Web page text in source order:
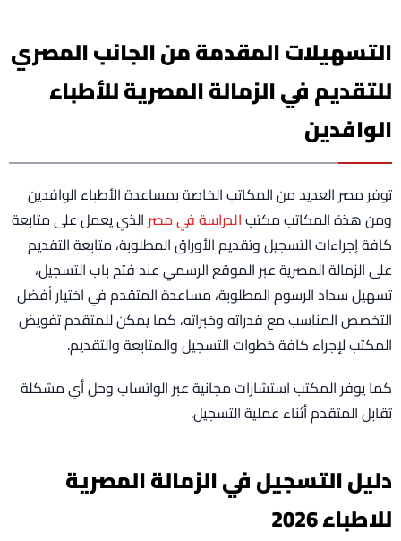
التسهيلات المقدمة من الجانب المصري
للتقديم في الزمالة المصرية للأطباء
الوافدين
توفر مصر العديد من المكاتب الخاصة بمساعدة الأطباء الوافدين
ومن هذة المكاتب مكتبالدراسة في مصرالذي يعمل على متابعة
كافة إجراءات التسجيل وتقديم الأوراق المطلوبة، متابعة التقديم
على الزمالة المصرية عبر الموقع الرسمي عند فتح باب التسجيل،
تسهيل سداد الرسوم المطلوبة، مساعدة المتقدم في اختيار أفضل
التخصص المناسب مع قدراته وخبراته، كما يمكن للمتقدم تفويض
المكتب لإجراء كافة خطوات التسجيل والمتابعة والتقديم.
كما يوفر المكتب استشارات مجانية عبر الواتساب وحل أي مشكلة
تقابل المتقدم أثناء عملية التسجيل.
دليل التسجيل في الزمالة المصرية
للاطباء 2026